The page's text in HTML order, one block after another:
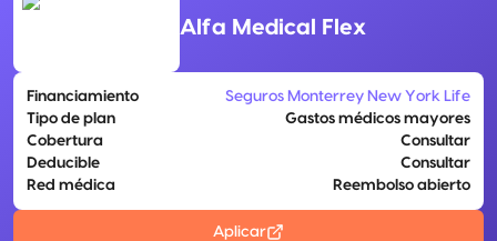
Alfa Medical Flex
Financiamiento
Seguros Monterrey New York Life
Tipo de plan
Gastos médicos mayores
Cobertura
Consultar
Deducible
Consultar
Red médica
Reembolso abierto
Aplicar